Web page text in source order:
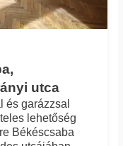
utca
és garázzsal
lehetőség
Békéscsaba